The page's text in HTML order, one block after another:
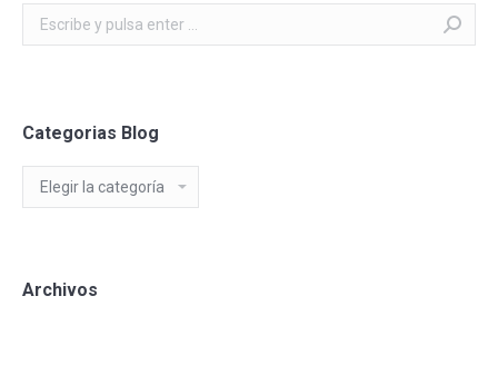
Buscar:
Categorias Blog
Categorias
Blog
Archivos